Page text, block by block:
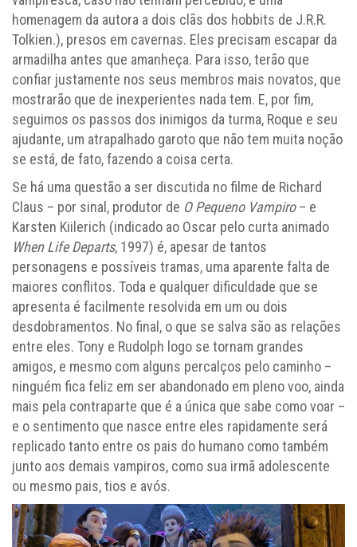
homenagem da autora a dois clãs dos hobbits de J.R.R.
Tolkien.), presos em cavernas. Eles precisam escapar da
armadilha antes que amanheça. Para isso, terão que
confiar justamente nos seus membros mais novatos, que
mostrarão que de inexperientes nada tem. E, por fim,
seguimos os passos dos inimigos da turma, Roque e seu
ajudante, um atrapalhado garoto que não tem muita noção
se está, de fato, fazendo a coisa certa.
Se há uma questão a ser discutida no filme de Richard
Claus – por sinal, produtor de O Pequeno Vampiro– e
Karsten Kiilerich (indicado ao Oscar pelo curta animado
When Life Departs, 1997) é, apesar de tantos
personagens e possíveis tramas, uma aparente falta de
maiores conflitos. Toda e qualquer dificuldade que se
apresenta é facilmente resolvida em um ou dois
desdobramentos. No final, o que se salva são as relações
entre eles. Tony e Rudolph logo se tornam grandes
amigos, e mesmo com alguns percalços pelo caminho –
ninguém fica feliz em ser abandonado em pleno voo, ainda
mais pela contraparte que é a única que sabe como voar –
e o sentimento que nasce entre eles rapidamente será
replicado tanto entre os pais do humano como também
junto aos demais vampiros, como sua irmã adolescente
ou mesmo pais, tios e avós.